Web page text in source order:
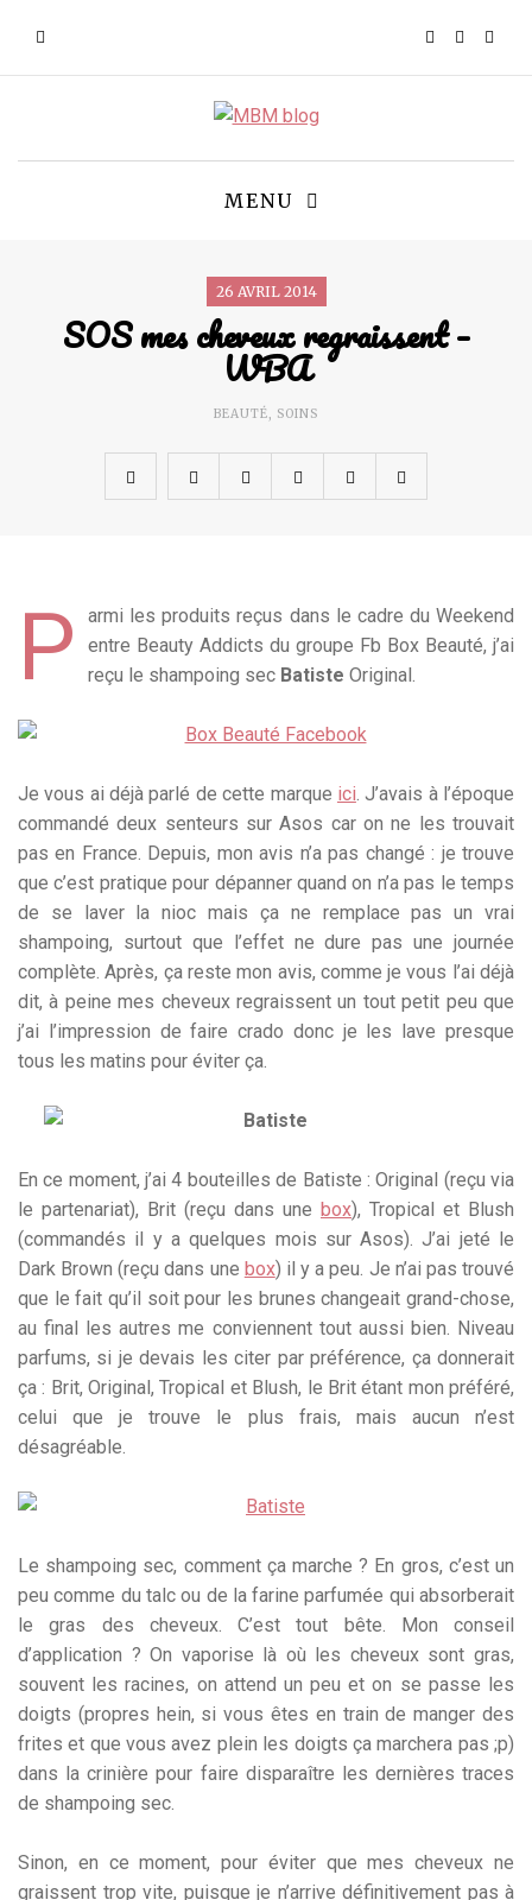
MENU
26 AVRIL 2014
SOS mes cheveux regraissent –
WBA
BEAUTÉ, SOINS
P
armi les produits reçus dans le cadre du Weekend
entre Beauty Addicts du groupe Fb Box Beauté, j’ai
reçu le shampoing sec Batiste Original.
Je vous ai déjà parlé de cette marque ici. J’avais à l’époque
commandé deux senteurs sur Asos car on ne les trouvait
pas en France. Depuis, mon avis n’a pas changé : je trouve
que c’est pratique pour dépanner quand on n’a pas le temps
de se laver la nioc mais ça ne remplace pas un vrai
shampoing, surtout que l’effet ne dure pas une journée
complète. Après, ça reste mon avis, comme je vous l’ai déjà
dit, à peine mes cheveux regraissent un tout petit peu que
j’ai l’impression de faire crado donc je les lave presque
tous les matins pour éviter ça.
En ce moment, j’ai 4 bouteilles de Batiste : Original (reçu via
le partenariat), Brit (reçu dans une box), Tropical et Blush
(commandés il y a quelques mois sur Asos). J’ai jeté le
Dark Brown (reçu dans une box) il y a peu. Je n’ai pas trouvé
que le fait qu’il soit pour les brunes changeait grand-chose,
au final les autres me conviennent tout aussi bien. Niveau
parfums, si je devais les citer par préférence, ça donnerait
ça : Brit, Original, Tropical et Blush, le Brit étant mon préféré,
celui que je trouve le plus frais, mais aucun n’est
désagréable.
Le shampoing sec, comment ça marche ? En gros, c’est un
peu comme du talc ou de la farine parfumée qui absorberait
le gras des cheveux. C’est tout bête. Mon conseil
d’application ? On vaporise là où les cheveux sont gras,
souvent les racines, on attend un peu et on se passe les
doigts (propres hein, si vous êtes en train de manger des
frites et que vous avez plein les doigts ça marchera pas ;p)
dans la crinière pour faire disparaître les dernières traces
de shampoing sec.
Sinon, en ce moment, pour éviter que mes cheveux ne
graissent trop vite, puisque je n’arrive définitivement pas à